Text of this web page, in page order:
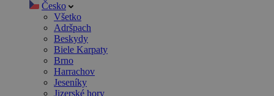
Česko
Všetko
Adršpach
Beskydy
Biele Karpaty
Brno
Harrachov
Jeseníky
Jizerské hory